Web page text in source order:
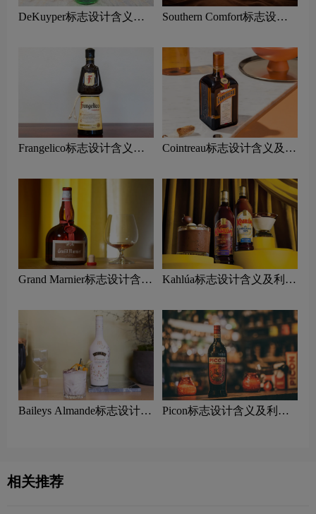
DeKuyper标志设计含义及
Southern Comfort标志设计
Frangelico标志设计含义及
Cointreau标志设计含义及利
Grand Marnier标志设计含义
Kahlúa标志设计含义及利口
Baileys Almande标志设计含
Picon标志设计含义及利口
相关推荐